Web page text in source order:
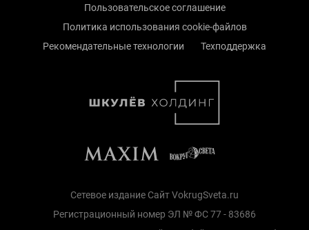
Пользовательское соглашение
Политика использования cookie-файлов
Рекомендательные технологии
Техподдержка
Сетевое издание Сайт VokrugSveta.ru
Регистрационный номер ЭЛ № ФС 77 - 83686